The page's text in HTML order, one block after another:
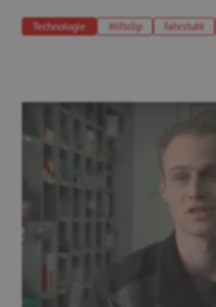
Technologie #liftclip fahrstuhl